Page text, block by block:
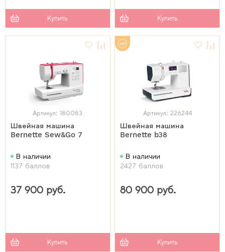
Купить Купить
Артикул: 180083
Швейная машина
Bernette Sew&Go 7
В наличии
1137 баллов
37 900 руб.
Купить
Артикул: 226244
Швейная машина
Bernette b38
В наличии
2427 баллов
80 900 руб.
Купить